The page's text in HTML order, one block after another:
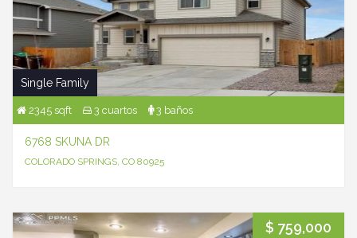
Single Family
2345 sqft 3 cuartos 3 baños
6768 SKUNA DR
COLORADO SPRINGS, CO 80925
$ 759,000